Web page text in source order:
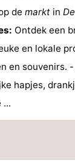
de markt in
Ontdek een
en lokale
en souvenirs. -
hapjes,
...